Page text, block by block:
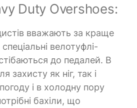
Duty Overshoes:
вважають за краще
велотуфлі-
до педалей. В
захисту як ніг, так і
і в холодну пору
бахіли, що